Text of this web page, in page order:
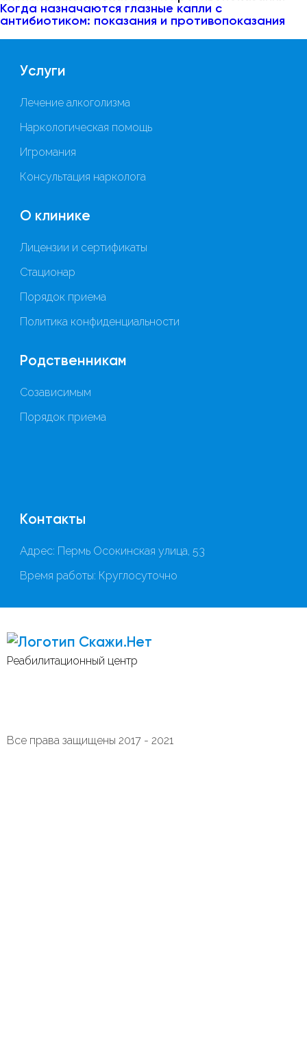
Когда назначаются глазные капли с
антибиотиком: показания и противопоказания
Скажи.Нет
Реабилитационный центр
Все права защищены 2017 - 2021
Услуги
Лечение алкоголизма
Наркологическая помощь
Игромания
Консультация нарколога
О клинике
Лицензии и сертификаты
Стационар
Порядок приема
Политика конфиденциальности
Родственникам
Созависимым
Порядок приема
Контакты
Адрес: Пермь Осокинская улица, 53
Время работы: Круглосуточно